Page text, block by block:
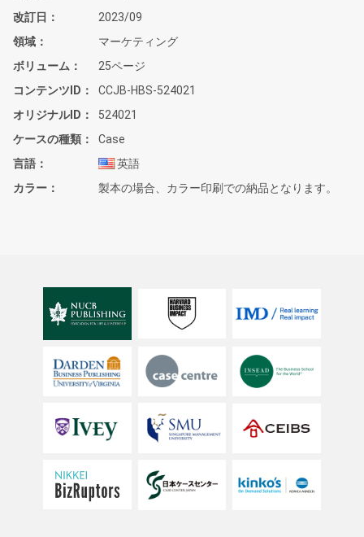
改訂日
2023/09
領域
マーケティング
ボリューム
25ページ
コンテンツID
CCJB-HBS-524021
オリジナルID
524021
ケースの種類
Case
言語
英語
カラー
製本の場合、カラー印刷での納品となります。